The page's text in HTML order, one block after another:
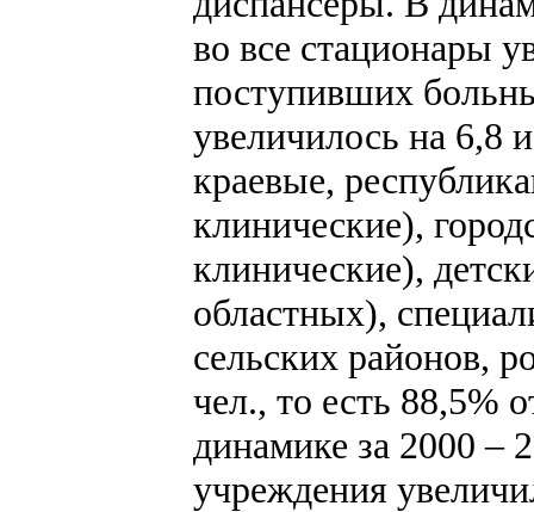
во все стационары
поступивших
увеличилось на 6,8
краевые,
клинические),
клинические),
областных),
сельских районов,
чел., то есть 88,5%
динамике за 2000 –
учреждения